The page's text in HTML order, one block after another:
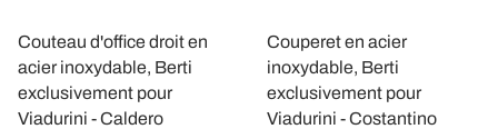
Couteau d'office droit en
acier inoxydable, Berti
exclusivement pour
Viadurini - Caldero
Couperet en acier
inoxydable, Berti
exclusivement pour
Viadurini - Costantino